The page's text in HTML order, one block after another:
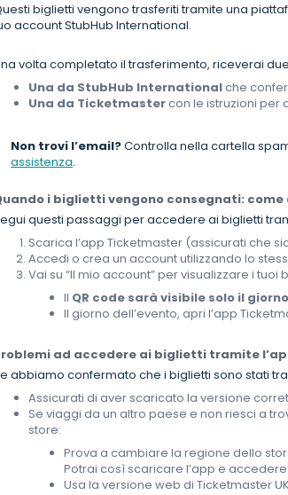
biglietti vengono trasferiti tramite una
account StubHub International.
volta completato il trasferimento, riceverai
Una da StubHub Internationalche
Una da Ticketmastercon le istruzioni per
Non trovi l’email?Controlla nella cartella
assistenza.
i biglietti vengono consegnati: come
questi passaggi per accedere ai biglietti
Scarica l’app Ticketmaster (assicurati che
Accedi o crea un account utilizzando lo
Vai su “Il mio account” per visualizzare i tuoi
Il QR code sarà visibile solo il
Il giorno dell’evento, apri l’app
ad accedere ai biglietti tramite
abbiamo confermato che i biglietti sono stati
Assicurati di aver scaricato la versione
Se viaggi da un altro paese e non riesci a
store:
Prova a cambiare la regione dello
Potrai così scaricare l’app e
Usa la versione web di Ticketmaster